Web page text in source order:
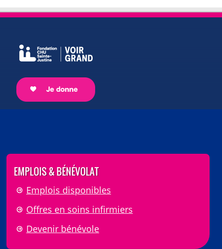
EMPLOIS & BÉNÉVOLAT
Emplois disponibles
Offres en soins infirmiers
Devenir bénévole